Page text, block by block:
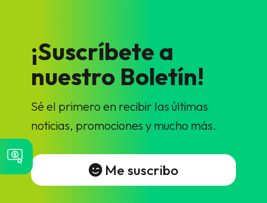
¡Suscríbete a
nuestro Boletín!
Sé el primero en recibir las últimas
noticias, promociones y mucho más.
Me suscribo